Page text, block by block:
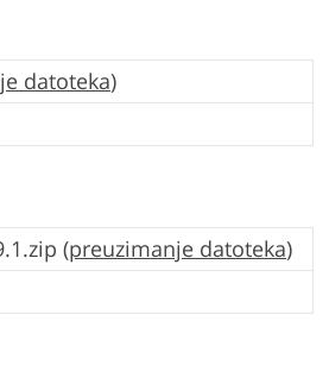
datoteka)
(preuzimanje datoteka)